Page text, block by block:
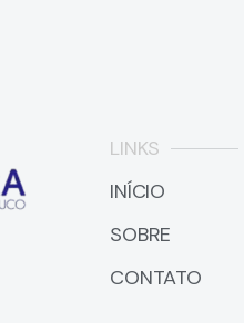
LINKS
INÍCIO
SOBRE
CONTATO